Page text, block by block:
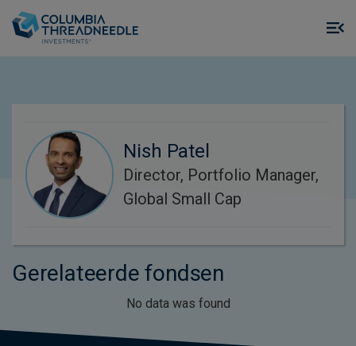
Nish Patel
Director, Portfolio Manager,
Global Small Cap
Gerelateerde fondsen
No data was found